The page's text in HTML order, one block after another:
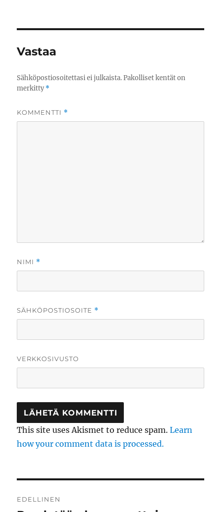
Vastaa
Sähköpostiosoitettasi ei julkaista. Pakolliset kentät on
merkitty*
KOMMENTTI *
NIMI *
SÄHKÖPOSTIOSOITE *
VERKKOSIVUSTO
This site uses Akismet to reduce spam.Learn
how your comment data is processed.
EDELLINEN